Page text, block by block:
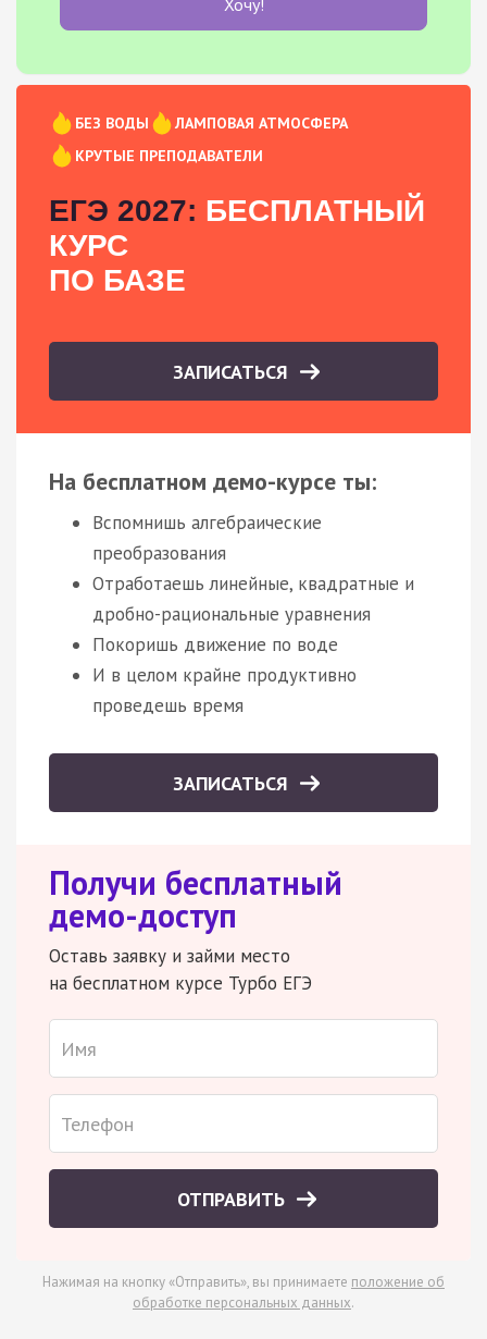
Хочу!
БЕЗ ВОДЫ
ЛАМПОВАЯ АТМОСФЕРА
КРУТЫЕ ПРЕПОДАВАТЕЛИ
ЕГЭ 2027: БЕСПЛАТНЫЙ
КУРС
ПО БАЗЕ
ЗАПИСАТЬСЯ
На бесплатном демо-курсе ты:
Вспомнишь алгебраические
преобразования
Отработаешь линейные, квадратные и
дробно-рациональные уравнения
Покоришь движение по воде
И в целом крайне продуктивно
проведешь время
ЗАПИСАТЬСЯ
Получи бесплатный
демо-доступ
Оставь заявку и займи место
на бесплатном курсе Турбо ЕГЭ
ОТПРАВИТЬ
Нажимая на кнопку «Отправить», вы принимаете положение об
обработке персональных данных.